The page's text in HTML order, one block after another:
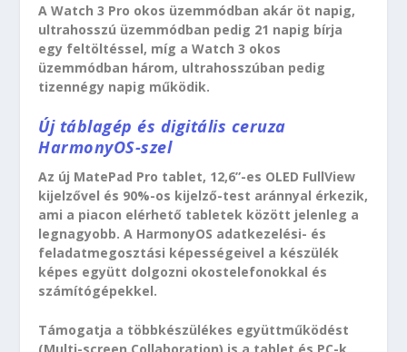
A Watch 3 Pro okos üzemmódban akár öt napig,
ultrahosszú üzemmódban pedig 21 napig bírja
egy feltöltéssel, míg a Watch 3 okos
üzemmódban három, ultrahosszúban pedig
tizennégy napig működik.
Új táblagép és digitális ceruza
HarmonyOS-szel
Az új MatePad Pro tablet, 12,6”-es OLED FullView
kijelzővel és 90%-os kijelző-test aránnyal érkezik,
ami a piacon elérhető tabletek között jelenleg a
legnagyobb. A HarmonyOS adatkezelési- és
feladatmegosztási képességeivel a készülék
képes együtt dolgozni okostelefonokkal és
számítógépekkel.
Támogatja a többkészülékes együttműködést